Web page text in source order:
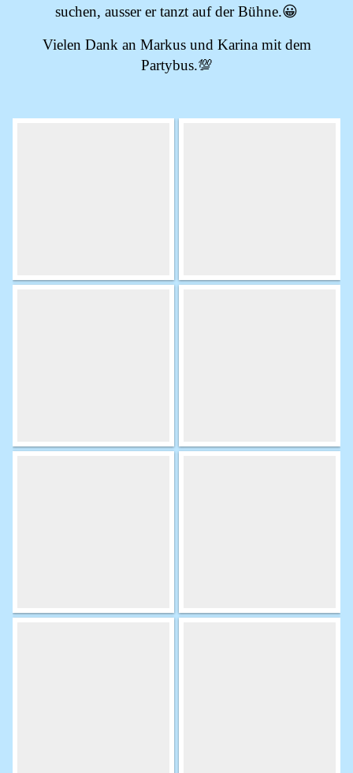
suchen, ausser er tanzt auf der Bühne.😀
Vielen Dank an Markus und Karina mit dem
Partybus.💯